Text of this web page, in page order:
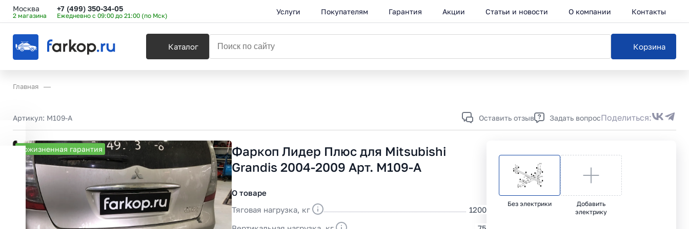
Москва
2 магазина
+7 (499) 350-34-05
Ежедневно с 09:00 до 21:00 (по Мск) Услуги Покупателям Гарантия Акции Статьи и новости О компании Контакты
Каталог Корзина
Главная
Артикул: M109-A Оставить отзыв Задать вопросПоделиться:
Пожизненная гарантия
Фаркоп Лидер Плюс для Mitsubishi
Grandis 2004-2009 Арт. M109-A
О товаре
Тяговая нагрузка, кг
1200
Без электрики
Добавить
электрику